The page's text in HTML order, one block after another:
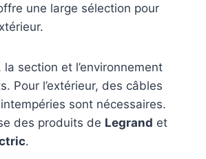
une large sélection pour
la section et l’environnement
Pour l’extérieur, des câbles
sont nécessaires.
des produits de Legrand et
.